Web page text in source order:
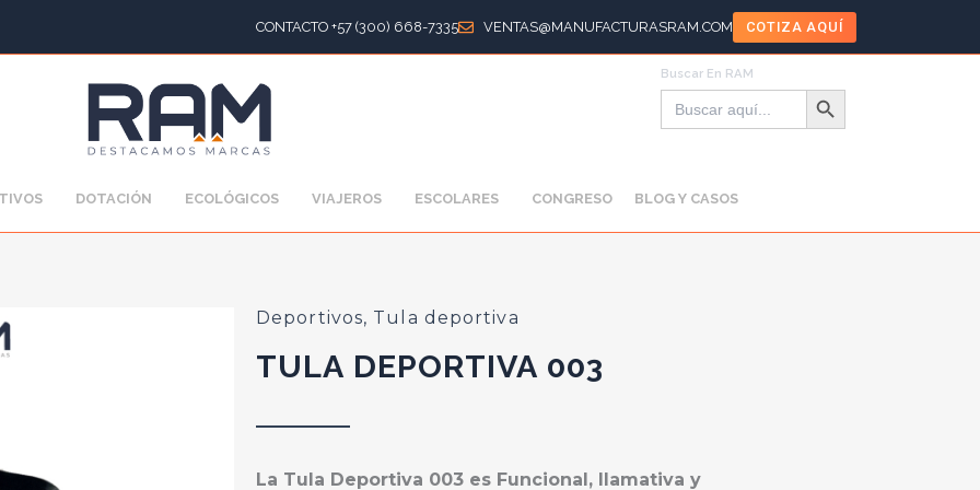
CONTACTO +57 (300) 668-7335 VENTAS@MANUFACTURASRAM.COM COTIZA AQUÍ
Buscar En RAM
Buscar: Botón de búsqueda
DOTACIÓN ECOLÓGICOS VIAJEROS ESCOLARES CONGRESO BLOG Y CASOS
Deportivos, Tula deportiva
TULA DEPORTIVA 003
La Tula Deportiva 003 es Funcional, llamativa y